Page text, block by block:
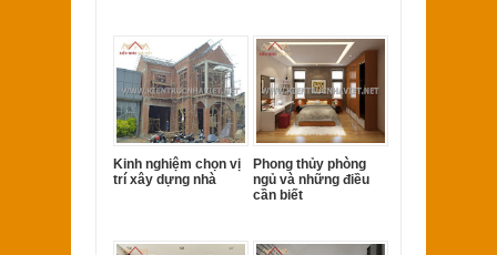
Kinh nghiệm chọn vị
trí xây dựng nhà
Phong thủy phòng
ngủ và những điều
cần biết